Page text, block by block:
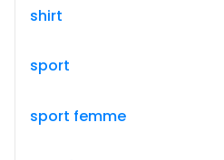
shirt
sport
sport femme